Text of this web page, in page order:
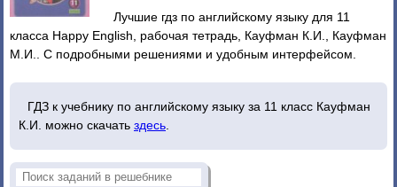
Лучшие гдз по английскому языку для 11
класса Happy English, рабочая тетрадь, Кауфман К.И., Кауфман
М.И.. С подробными решениями и удобным интерфейсом.
ГДЗ к учебнику по английскому языку за 11 класс Кауфман
К.И. можно скачать здесь